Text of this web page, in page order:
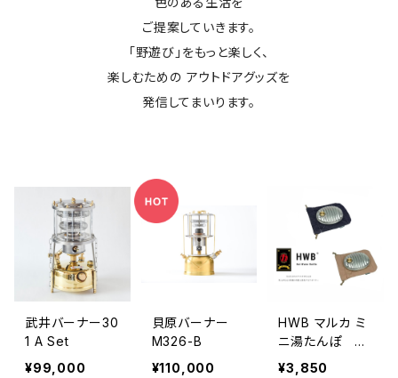
ご提案していきます。
「野遊び」をもっと楽しく、
楽しむための アウトドアグッズを
発信してまいります。
武井バーナー30
1 A Set
¥99,000
貝原バーナー
M326-B
¥110,000
HWB マルカ ミ
ニ湯たんぽ 60
0ml
¥3,850